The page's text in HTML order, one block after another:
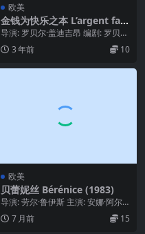
欧美
金钱为快乐之本 L’argent fait
le bonheur (1993)
导演: 罗贝尔·盖迪吉昂 编剧: 罗贝尔
·盖迪吉昂 主演: 阿丽亚娜·阿斯卡里
德...3 年前 10
欧美
贝蕾妮丝 Bérénice (1983)
导演: 劳尔·鲁伊斯 主演: 安娜·阿尔
瓦罗 / Jean Badin / Fr...
7 月前 15